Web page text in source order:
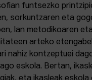
funtsezko
sorkuntzaren eta
lan metodikoaren
arteko
nahiz kontzeptuei
eskola. Bertan,